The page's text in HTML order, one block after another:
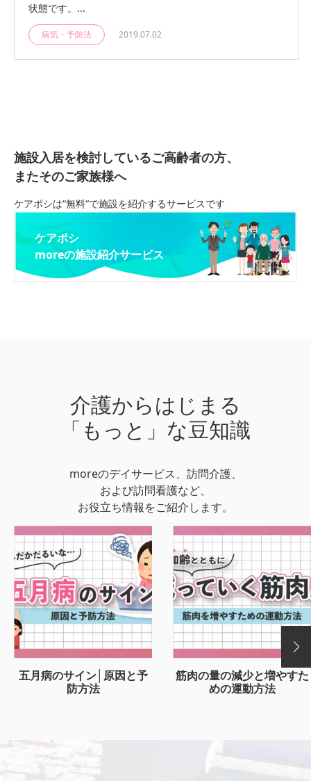
状態です。...
病気・予防法 2019.07.02
施設入居を検討しているご高齢者の方、
またそのご家族様へ
ケアポシは“無料“で施設を紹介するサービスです
ケアポシ
moreの施設紹介サービス
介護からはじまる
「もっと」な豆知識
moreのデイサービス、訪問介護、
および訪問看護など、
お役立ち情報をご紹介します。
五月病のサイン│原因と予
防方法
筋肉の量の減少と増やすた
めの運動方法